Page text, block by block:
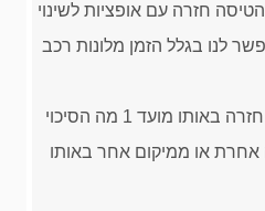
חזרה עם אופציות לשינוי
לנו בגלל הזמן מלונות רכב
כל מה שאנו רוצים זה טיסה חזרה באותו מועד 1 מה הסיכוי
או ממיקום אחר באותו